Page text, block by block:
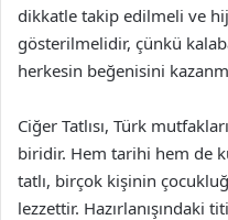
dikkatle takip edilmeli ve
gösterilmelidir, çünkü
herkesin beğenisini
Ciğer Tatlısı, Türk
biridir. Hem tarihi hem de
tatlı, birçok kişinin
lezzettir. Hazırlanışındaki